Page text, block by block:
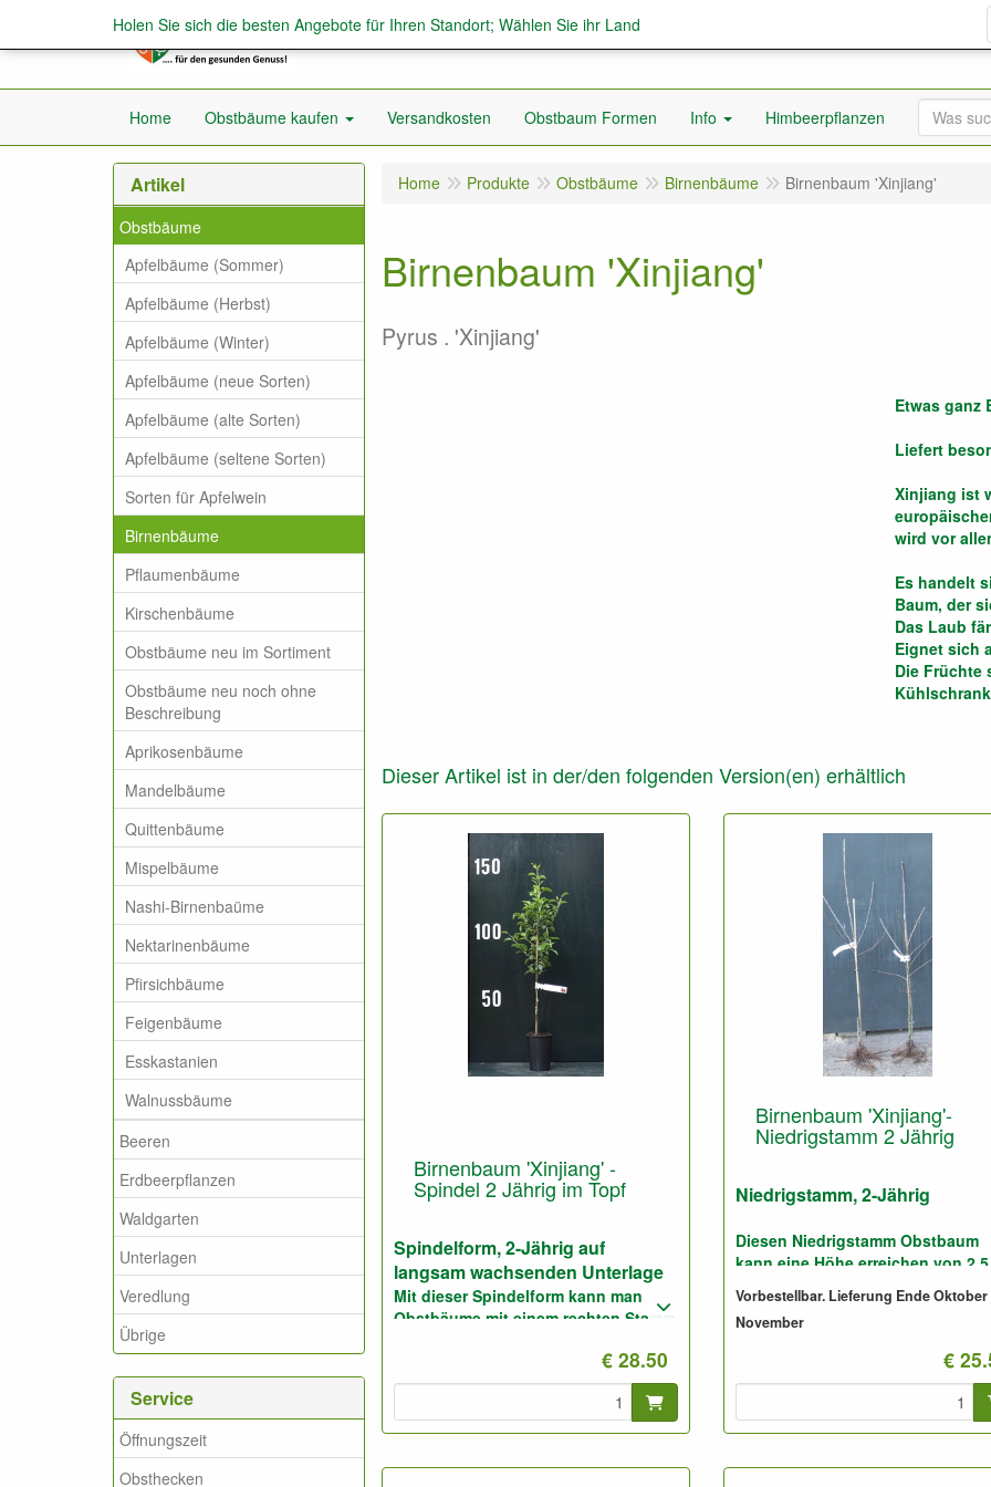
Home Obstbäume kaufen Versandkosten Obstbaum Formen Info Himbeerpflanzen
Artikel
Obstbäume
Apfelbäume (Sommer)
Apfelbäume (Herbst)
Apfelbäume (Winter)
Apfelbäume (neue Sorten)
Apfelbäume (alte Sorten)
Apfelbäume (seltene Sorten)
Sorten für Apfelwein
Birnenbäume
Pflaumenbäume
Kirschenbäume
Obstbäume neu im Sortiment
Obstbäume neu noch ohne
Beschreibung
Aprikosenbäume
Mandelbäume
Quittenbäume
Mispelbäume
Nashi-Birnenbaüme
Nektarinenbäume
Pfirsichbäume
Feigenbäume
Esskastanien
Walnussbäume
Beeren
Erdbeerpflanzen
Waldgarten
Unterlagen
Veredlung
Übrige
Service
Öffnungszeit
Obsthecken
Home Produkte Obstbäume Birnenbäume Birnenbaum 'Xinjiang'
Birnenbaum 'Xinjiang'
Pyrus . 'Xinjiang'
Etwas ganz
Liefert
Xinjiang ist
wird vor
Es handelt
Baum, der
Das Laub
Eignet sich
Die Früchte
Dieser Artikel ist in der/den folgenden Version(en) erhältlich
Birnenbaum 'Xinjiang' -
Spindel 2 Jährig im Topf
Spindelform, 2-Jährig auf
langsam wachsenden Unterlage
Mit dieser Spindelform kann man
Obstbäume mit einem rechten Stamm
auch im professionellen Obstbau
verwendet.
Auch geeignet für Obsthecke.
Nur geeignet für sehr gute Böden
Gartenerde verbessern.
€ 28.50
Birnenbaum 'Xinjiang'-
Niedrigstamm 2 Jährig
Niedrigstamm, 2-Jährig
Diesen Niedrigstamm Obstbaum
kann eine Höhe erreichen von
3,5 Meter.
Geeignet für gute und für
Foto: Niedrigstamm 2-Jährig,
geschnitten.
Vorbestellbar. Lieferung Ende
November
€
Holen Sie sich die besten Angebote für Ihren Standort; Wählen Sie ihr Land